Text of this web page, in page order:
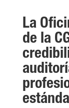
La
de la